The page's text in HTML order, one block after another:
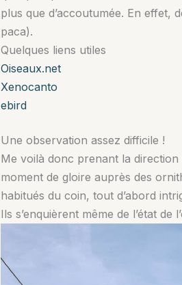
plus que d’accoutumée. En effet,
paca).
Quelques liens utiles
Oiseaux.net
Xenocanto
ebird
Une observation assez difficile !
Me voilà donc prenant la
moment de gloire auprès des
habitués du coin, tout d’abord
Ils s’enquièrent même de l’état